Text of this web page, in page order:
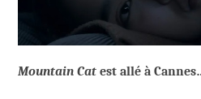
Mountain Cat est allé à